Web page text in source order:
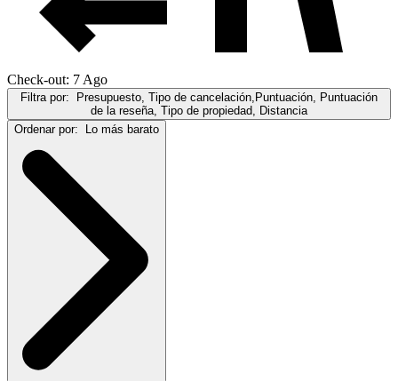
Check-out: 7 Ago
Filtra por:
Presupuesto, Tipo de cancelación,Puntuación, Puntuación
de la reseña, Tipo de propiedad, Distancia
Ordenar por:
Lo más barato